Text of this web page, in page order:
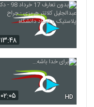
۱۳:۴۸
۰۲:۰۵ HD